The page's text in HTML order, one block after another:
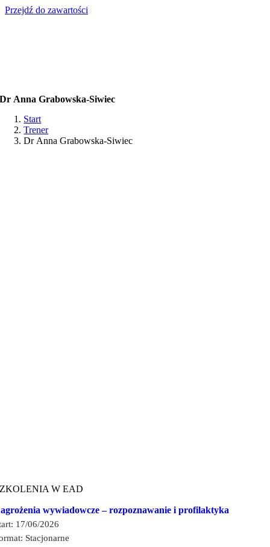
Przejdź do zawartości
Dr Anna Grabowska-Siwiec
Start
Trener
Dr Anna Grabowska-Siwiec
W EAD
wywiadowcze – rozpoznawanie i profilaktyka
17/06/2026
Stacjonarne